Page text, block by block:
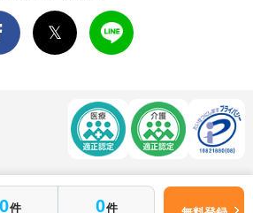
0件 0件
護師│マイナビ薬剤師│マイナビ保育士